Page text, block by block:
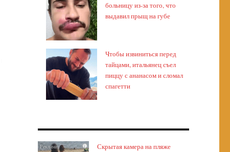
больницу из-за того, что
выдавил прыщ на губе
Чтобы извиниться перед
тайцами, итальянец съел
пиццу с ананасом и сломал
спагетти
i
Скрытая камера на пляже